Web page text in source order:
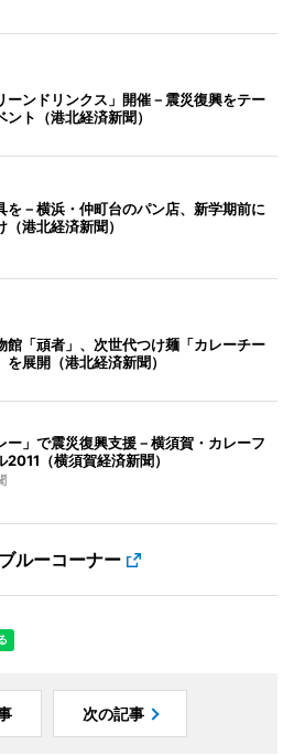
ーンドリンクス」開催－震災復興をテー
ント（港北経済新聞）
を－横浜・仲町台のパン店、新学期前に
港北経済新聞）
館「頑者」、次世代つけ麺「カレーチー
を展開（港北経済新聞）
ー」で震災復興支援－横須賀・カレーフ
2011（横須賀経済新聞）
ルーコーナー
次の記事